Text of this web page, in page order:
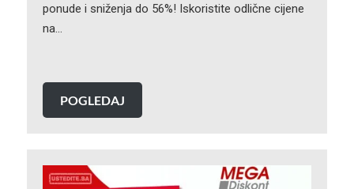
ponude i sniženja do 56%! Iskoristite odlične cijene
na…
POGLEDAJ